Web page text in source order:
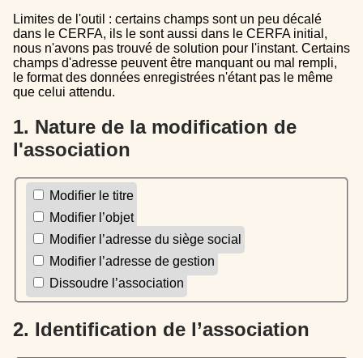
Limites de l'outil : certains champs sont un peu décalé
dans le CERFA, ils le sont aussi dans le CERFA initial,
nous n'avons pas trouvé de solution pour l'instant. Certains
champs d'adresse peuvent être manquant ou mal rempli,
le format des données enregistrées n'étant pas le même
que celui attendu.
1. Nature de la modification de
l'association
Modifier le titre
Modifier l’objet
Modifier l’adresse du siège social
Modifier l’adresse de gestion
Dissoudre l’association
2. Identification de l’association